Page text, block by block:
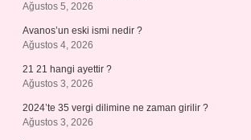
Ağustos 5, 2026
Avanos’un eski ismi nedir ?
Ağustos 4, 2026
21 21 hangi ayettir ?
Ağustos 3, 2026
2024’te 35 vergi dilimine ne zaman girilir ?
Ağustos 3, 2026